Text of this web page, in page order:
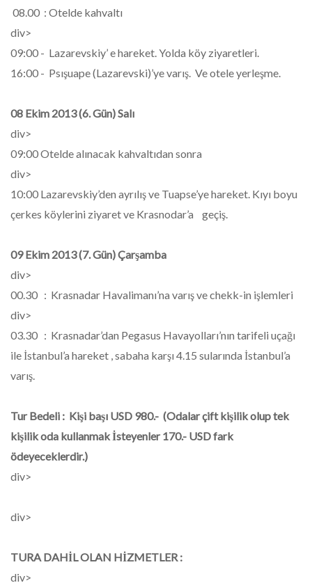
08.00 : Otelde kahvaltı
div>
09:00 - Lazarevskiy’ e hareket. Yolda köy ziyaretleri.
16:00 - Psışuape (Lazarevski)’ye varış. Ve otele yerleşme.
08 Ekim 2013 (6. Gün) Salı
div>
09:00 Otelde alınacak kahvaltıdan sonra
div>
10:00 Lazarevskiy’den ayrılış ve Tuapse’ye hareket. Kıyı boyu
çerkes köylerini ziyaret ve Krasnodar’a geçiş.
09 Ekim 2013 (7. Gün) Çarşamba
div>
00.30 : Krasnadar Havalimanı’na varış ve chekk-in işlemleri
div>
03.30 : Krasnadar’dan Pegasus Havayolları’nın tarifeli uçağı
ile İstanbul’a hareket , sabaha karşı 4.15 sularında İstanbul’a
varış.
Tur Bedeli : Kişi başı USD 980.- (Odalar çift kişilik olup tek
kişilik oda kullanmak İsteyenler 170.- USD fark
ödeyeceklerdir.)
div>
div>
TURA DAHİL OLAN HİZMETLER :
div>